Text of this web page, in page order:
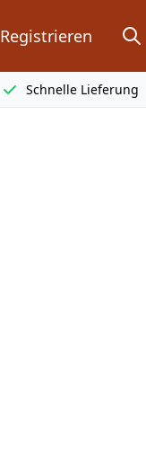
Registrieren
Schnelle Lieferung